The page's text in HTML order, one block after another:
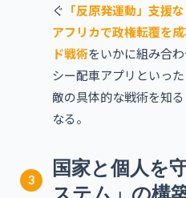
ぐ 「反原発運動」支援
アフリカで政権転覆を
ド戦術をいかに組み合
シー配車アプリといっ
敵の具体的な戦術を知
なる。
3
国家と個人を
ステム」の構